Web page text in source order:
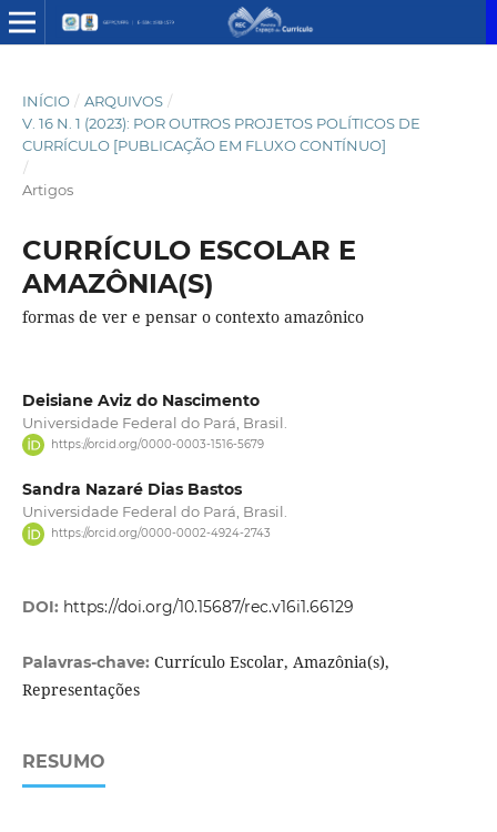
INÍCIO / ARQUIVOS /
V. 16 N. 1 (2023): POR OUTROS PROJETOS POLÍTICOS DE
CURRÍCULO [PUBLICAÇÃO EM FLUXO CONTÍNUO]
/
Artigos
CURRÍCULO ESCOLAR E
AMAZÔNIA(S)
formas de ver e pensar o contexto amazônico
Deisiane Aviz do Nascimento
Universidade Federal do Pará, Brasil.
https://orcid.org/0000-0003-1516-5679
Sandra Nazaré Dias Bastos
Universidade Federal do Pará, Brasil.
https://orcid.org/0000-0002-4924-2743
DOI: https://doi.org/10.15687/rec.v16i1.66129
Palavras-chave: Currículo Escolar, Amazônia(s),
Representações
RESUMO